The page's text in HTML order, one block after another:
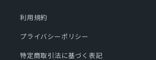
利用規約
プライバシーポリシー
特定商取引法に基づく表記